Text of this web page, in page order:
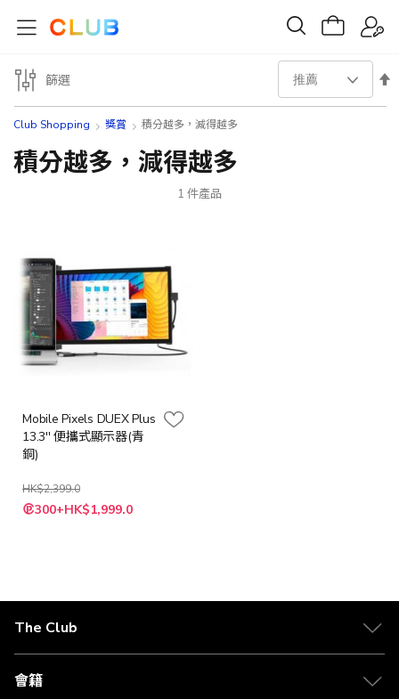
Club Shopping 獎賞 積分越多，減得越多
積分越多，減得越多
1 件產品
設
Mobile Pixels DUEX Plus
13.3'' 便攜式顯示器(青
銅)
HK$2,399.0
特
殊300+HK$1,999.0
篩選
The Club
關於 The Club
合作夥伴
會籍